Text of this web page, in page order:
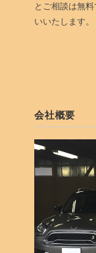
とご相談は無
いいたします。
会社概要